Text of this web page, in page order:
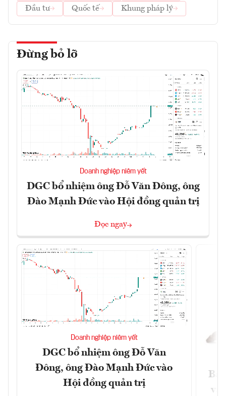
Đầu tư
Quốc tế Khung pháp lý
Đừng bỏ lỡ
Doanh nghiệp niêm yết
DGC bổ nhiệm ông Đỗ Văn Đông, ông
Đào Mạnh Đức vào Hội đồng quản trị
Đọc ngay
Doanh nghiệp niêm yết
DGC bổ nhiệm ông Đỗ Văn
Đông, ông Đào Mạnh Đức vào
Hội đồng quản trị
và